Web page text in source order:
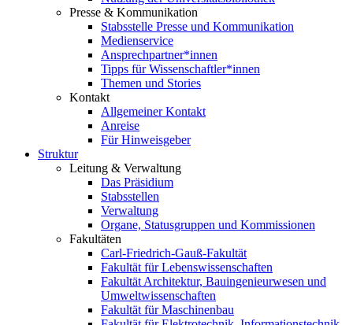
Presse & Kommunikation
Stabsstelle Presse und Kommunikation
Medienservice
Ansprechpartner*innen
Tipps für Wissenschaftler*innen
Themen und Stories
Kontakt
Allgemeiner Kontakt
Anreise
Für Hinweisgeber
Struktur
Leitung & Verwaltung
Das Präsidium
Stabsstellen
Verwaltung
Organe, Statusgruppen und Kommissionen
Fakultäten
Carl-Friedrich-Gauß-Fakultät
Fakultät für Lebenswissenschaften
Fakultät Architektur, Bauingenieurwesen und
Umweltwissenschaften
Fakultät für Maschinenbau